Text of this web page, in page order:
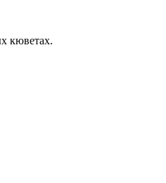
кюветах.